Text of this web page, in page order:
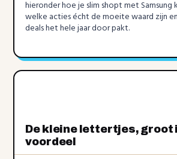
hieronder hoe je slim shopt met Samsung
welke acties écht de moeite waard zijn
deals het hele jaar door pakt.
De kleine lettertjes, groot
voordeel